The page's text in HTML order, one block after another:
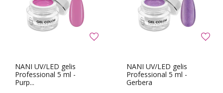
NANI UV/LED gelis
Professional 5 ml -
Purp...
NANI UV/LED gelis
Professional 5 ml -
Gerbera